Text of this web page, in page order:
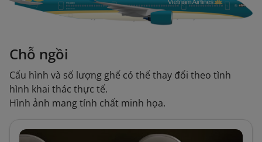
Chỗ ngồi
Cấu hình và số lượng ghế có thể thay đổi theo tình
hình khai thác thực tế.
Hình ảnh mang tính chất minh họa.